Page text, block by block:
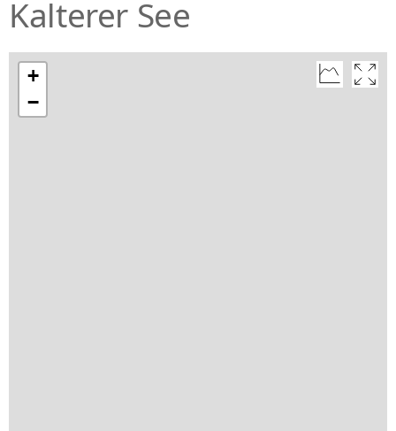
Kalterer See
+
−